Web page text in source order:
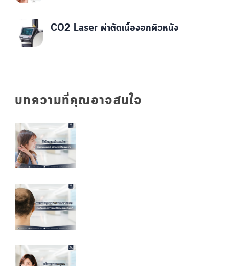
CO2 Laser ผ่าตัดเนื้องอกผิวหนัง
บทความที่คุณอาจสนใจ